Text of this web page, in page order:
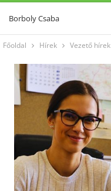
Borboly Csaba
Főoldal Hírek Vezető hírek